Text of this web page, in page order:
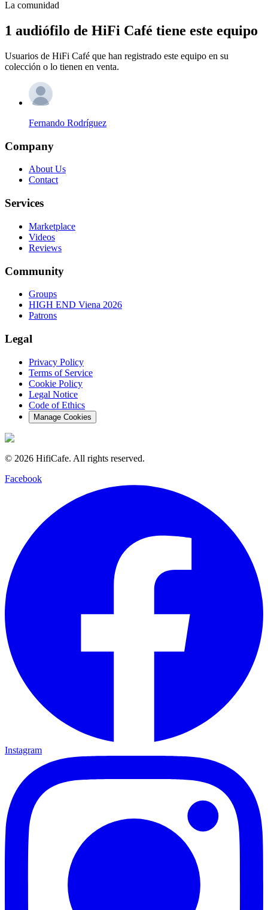
La comunidad
1 audiófilo de HiFi Café tiene este equipo
Usuarios de HiFi Café que han registrado este equipo en su
colección o lo tienen en venta.
Fernando Rodríguez
Company
About Us
Contact
Services
Marketplace
Videos
Reviews
Community
Groups
HIGH END Viena 2026
Patrons
Legal
Privacy Policy
Terms of Service
Cookie Policy
Legal Notice
Code of Ethics
Manage Cookies
© 2026 HifiCafe. All rights reserved.
Facebook
Instagram